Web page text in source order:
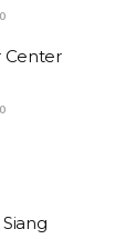
0
Center
0